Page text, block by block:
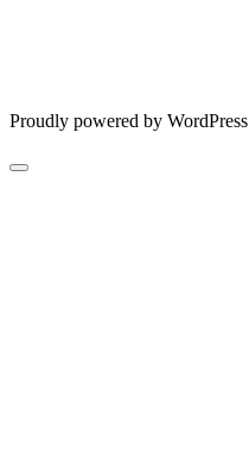
Proudly powered by WordPress